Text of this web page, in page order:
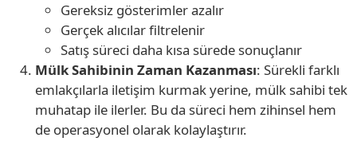
Gereksiz gösterimler azalır
Gerçek alıcılar filtrelenir
Satış süreci daha kısa sürede sonuçlanır
Mülk Sahibinin Zaman Kazanması: Sürekli farklı
emlakçılarla iletişim kurmak yerine, mülk sahibi tek
muhatap ile ilerler. Bu da süreci hem zihinsel hem
de operasyonel olarak kolaylaştırır.